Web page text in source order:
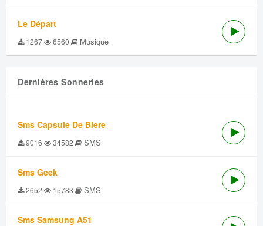
Le Départ
1267 6560 Musique
Dernières Sonneries
Sms Capsule De Biere
9016 34582 SMS
Sms Geek
2652 15783 SMS
Sms Samsung A51